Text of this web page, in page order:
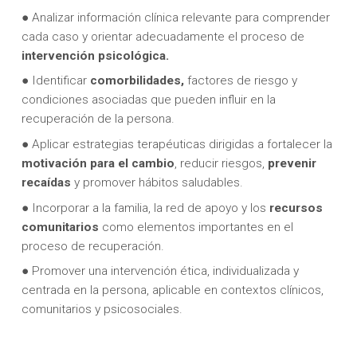
● Analizar información clínica relevante para comprender
cada caso y orientar adecuadamente el proceso de
intervención psicológica.
● Identificar comorbilidades,factores de riesgo y
condiciones asociadas que pueden influir en la
recuperación de la persona.
● Aplicar estrategias terapéuticas dirigidas a fortalecer la
motivación para el cambio, reducir riesgos, prevenir
recaídas y promover hábitos saludables.
● Incorporar a la familia, la red de apoyo y los recursos
comunitarios como elementos importantes en el
proceso de recuperación.
● Promover una intervención ética, individualizada y
centrada en la persona, aplicable en contextos clínicos,
comunitarios y psicosociales.